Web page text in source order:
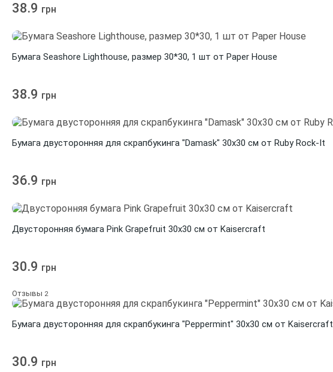
38.9 грн
Бумага Seashore Lighthouse, размер 30*30, 1 шт от Paper House
38.9 грн
Бумага двусторонняя для скрапбукинга "Damask" 30х30 см от Ruby Rock-It
36.9 грн
Двусторонняя бумага Pink Grapefruit 30х30 см от Kaisercraft
30.9 грн
Отзывы 2
Бумага двусторонняя для скрапбукинга "Peppermint" 30х30 см от Kaisercraft
30.9 грн